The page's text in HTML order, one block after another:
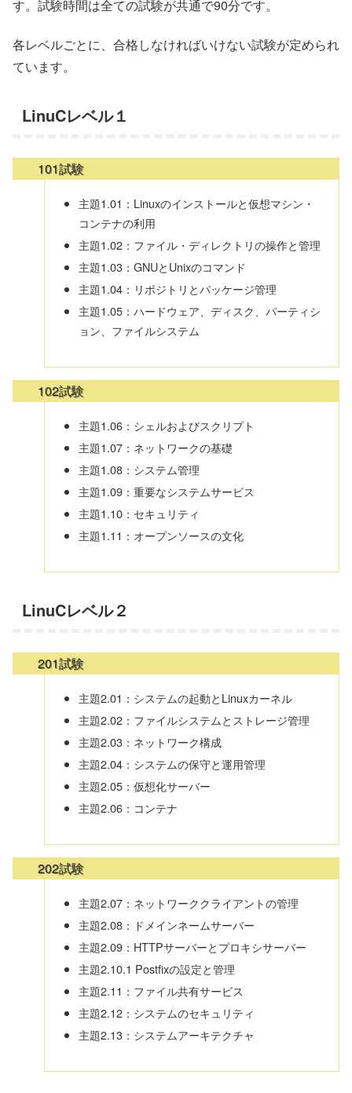
す。試験時間は全ての試験が共通で90分です。
各レベルごとに、合格しなければいけない試験が定められ
ています。
LinuCレベル１
101試験
主題1.01：Linuxのインストールと仮想マシン・
コンテナの利用
主題1.02：ファイル・ディレクトリの操作と管理
主題1.03：GNUとUnixのコマンド
主題1.04：リポジトリとパッケージ管理
主題1.05：ハードウェア、ディスク、パーティシ
ョン、ファイルシステム
102試験
主題1.06：シェルおよびスクリプト
主題1.07：ネットワークの基礎
主題1.08：システム管理
主題1.09：重要なシステムサービス
主題1.10：セキュリティ
主題1.11：オープンソースの文化
LinuCレベル２
201試験
主題2.01：システムの起動とLinuxカーネル
主題2.02：ファイルシステムとストレージ管理
主題2.03：ネットワーク構成
主題2.04：システムの保守と運用管理
主題2.05：仮想化サーバー
主題2.06：コンテナ
202試験
主題2.07：ネットワーククライアントの管理
主題2.08：ドメインネームサーバー
主題2.09：HTTPサーバーとプロキシサーバー
主題2.10.1 Postfixの設定と管理
主題2.11：ファイル共有サービス
主題2.12：システムのセキュリティ
主題2.13：システムアーキテクチャ